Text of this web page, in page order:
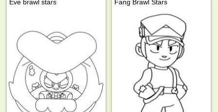
Eve brawl stars Fang Brawl Stars